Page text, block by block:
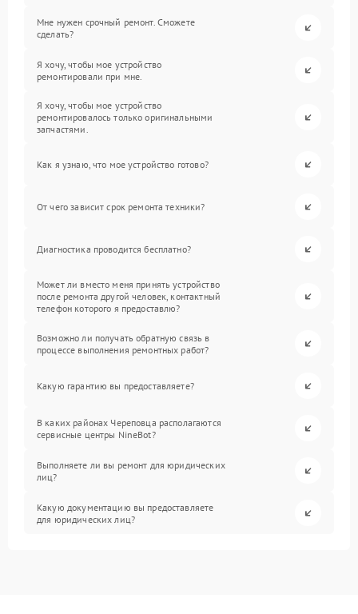
Мне нужен срочный ремонт. Сможете
сделать?
Я хочу, чтобы мое устройство
ремонтировали при мне.
Я хочу, чтобы мое устройство
ремонтировалось только оригинальными
запчастями.
Как я узнаю, что мое устройство готово?
От чего зависит срок ремонта техники?
Диагностика проводится бесплатно?
Может ли вместо меня принять устройство
после ремонта другой человек, контактный
телефон которого я предоставлю?
Возможно ли получать обратную связь в
процессе выполнения ремонтных работ?
Какую гарантию вы предоставляете?
В каких районах Череповца располагаются
сервисные центры NineBot?
Выполняете ли вы ремонт для юридических
лиц?
Какую документацию вы предоставляете
для юридических лиц?